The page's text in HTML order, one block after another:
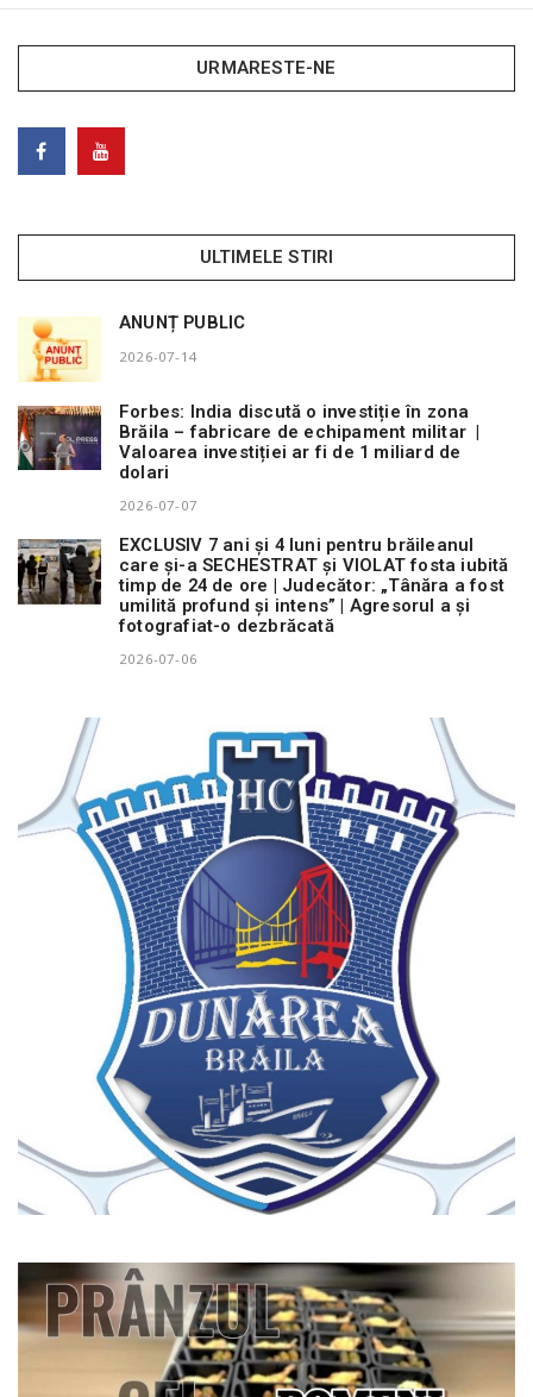
URMARESTE-NE
ULTIMELE STIRI
ANUNȚ PUBLIC
2026-07-14
Forbes: India discută o investiție în zona
Brăila – fabricare de echipament militar |
Valoarea investiției ar fi de 1 miliard de
dolari
2026-07-07
EXCLUSIV 7 ani și 4 luni pentru brăileanul
care și-a SECHESTRAT și VIOLAT fosta iubită
timp de 24 de ore | Judecător: „Tânăra a fost
umilită profund și intens” | Agresorul a și
fotografiat-o dezbrăcată
2026-07-06